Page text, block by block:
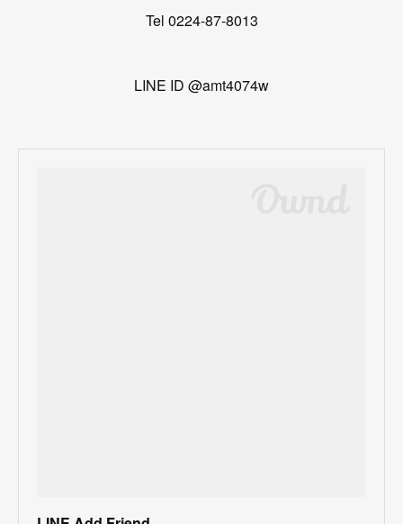
Tel 0224-87-8013
LINE ID @amt4074w